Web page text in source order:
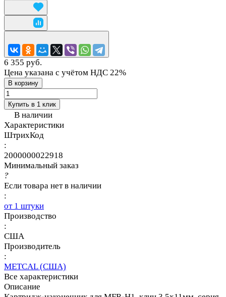
6 355 руб.
Цена указана с учётом НДС 22%
В корзину
Купить в 1 клик
В наличии
Характеристики
ШтрихКод
:
2000000022918
Минимальный заказ
?
Если товара нет в наличии
:
от 1 штуки
Производство
:
США
Производитель
:
METCAL (США)
Все характеристики
Описание